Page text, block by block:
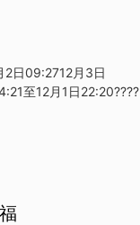
认输，在暗地里努力，
3月25日开始，笑逐颜
在心里面默默的发誓
双鱼座的朋友从3月25
2日09:2712月3日
至12月1日22:20????